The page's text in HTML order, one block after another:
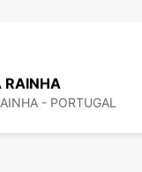
RAINHA
- PORTUGAL